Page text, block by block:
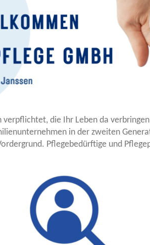
verpflichtet, die Ihr Leben da
in der zweiten
Pflegebedürftige und